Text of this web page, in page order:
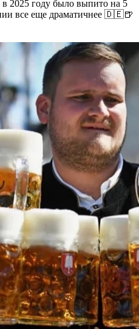
2025 году было выпито на 5
все еще драматичнее 🇩🇪🍺